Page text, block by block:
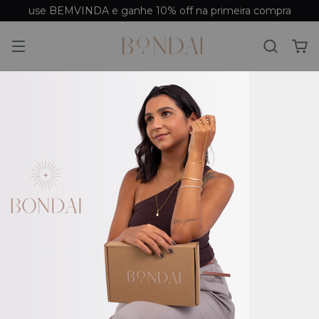
use BEMVINDA e ganhe 10% off na primeira compra
Brinco Prata